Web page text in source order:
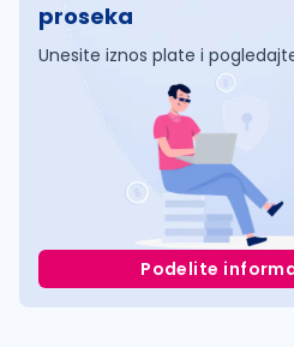
proseka
Unesite iznos plate i
Podelite